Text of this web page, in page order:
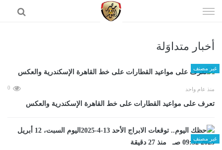
الى
أخبار متداوَلة
غير مصنف
منذ عام واحد 0
تعرف على مواعيد القطارات على خط القاهرة الإسكندرية والعكس
غير مصنف